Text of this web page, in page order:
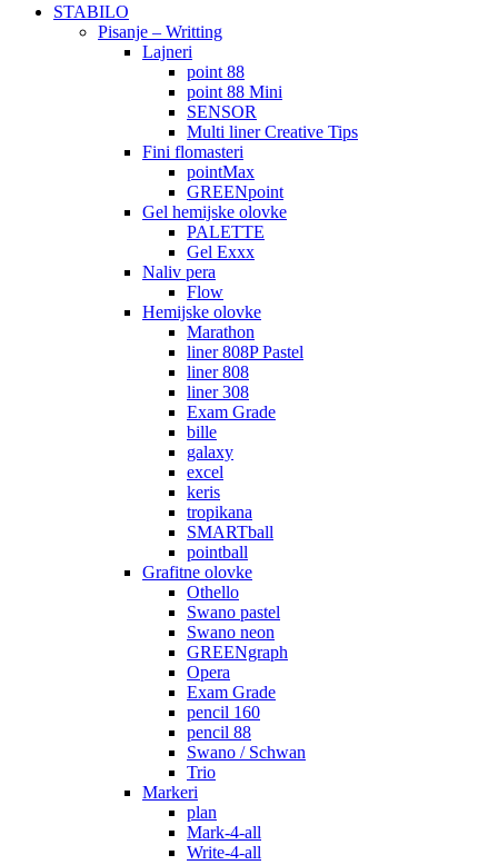
STABILO
Pisanje – Writting
Lajneri
point 88
point 88 Mini
SENSOR
Multi liner Creative Tips
Fini flomasteri
pointMax
GREENpoint
Gel hemijske olovke
PALETTE
Gel Exxx
Naliv pera
Flow
Hemijske olovke
Marathon
liner 808P Pastel
liner 808
liner 308
Exam Grade
bille
galaxy
excel
keris
tropikana
SMARTball
pointball
Grafitne olovke
Othello
Swano pastel
Swano neon
GREENgraph
Opera
Exam Grade
pencil 160
pencil 88
Swano / Schwan
Trio
Markeri
plan
Mark-4-all
Write-4-all